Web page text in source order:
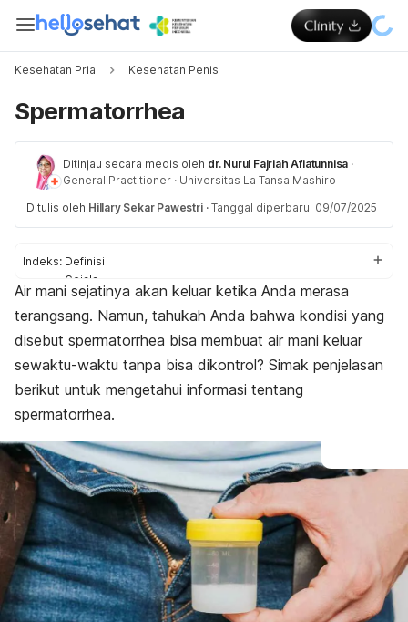
Kesehatan Pria Kesehatan Penis
Spermatorrhea
Ditinjau secara medis oleh dr. Nurul Fajriah Afiatunnisa ·
General Practitioner · Universitas La Tansa Mashiro
Ditulis oleh Hillary Sekar Pawestri · Tanggal diperbarui 09/07/2025
Indeks: Definisi
Gejala
Penyebab
Pengobatan
Air mani sejatinya akan keluar ketika Anda merasa
terangsang. Namun, tahukah Anda bahwa kondisi yang
disebut spermatorrhea bisa membuat air mani keluar
sewaktu-waktu tanpa bisa dikontrol? Simak penjelasan
berikut untuk mengetahui informasi tentang
spermatorrhea.